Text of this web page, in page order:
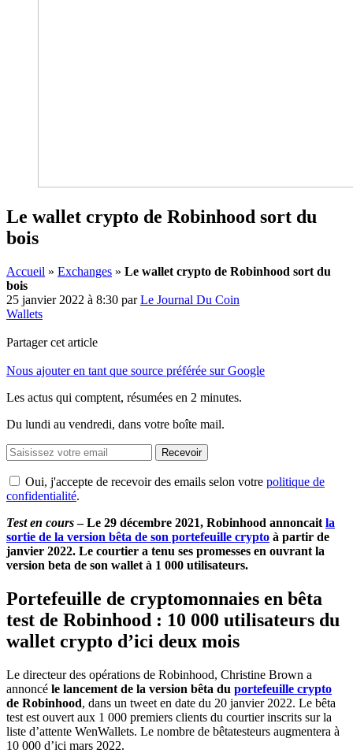
Le wallet crypto de Robinhood sort du
bois
Accueil » Exchanges » Le wallet crypto de Robinhood sort du
bois
25 janvier 2022 à 8:30 parLe Journal Du Coin
Wallets
Partager cet article
Nous ajouter en tant que source préférée sur Google
Les actus qui comptent, résumées en 2 minutes.
Du lundi au vendredi, dans votre boîte mail.
Recevoir
Oui, j'accepte de recevoir des emails selon votre politique de
confidentialité.
Test en cours– Le 29 décembre 2021, Robinhood annoncait la
sortie de la version bêta de son portefeuille crypto à partir de
janvier 2022. Le courtier a tenu ses promesses en ouvrant la
version beta de son wallet à 1 000 utilisateurs.
Portefeuille de cryptomonnaies en bêta
test de Robinhood : 10 000 utilisateurs du
wallet crypto d’ici deux mois
Le directeur des opérations de Robinhood, Christine Brown a
annoncé le lancement de la version bêta du portefeuille crypto
de Robinhood, dans un tweet en date du 20 janvier 2022. Le bêta
test est ouvert aux 1 000 premiers clients du courtier inscrits sur la
liste d’attente WenWallets. Le nombre de bêtatesteurs augmentera à
10 000 d’ici mars 2022.